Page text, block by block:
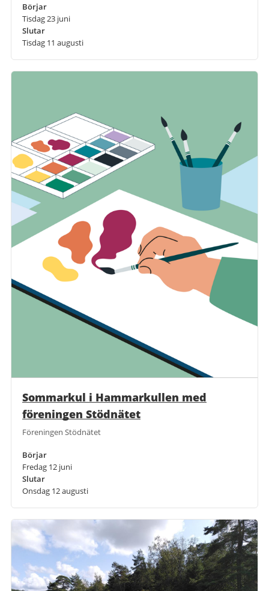
Börjar
Tisdag 23 juni
Slutar
Tisdag 11 augusti
Sommarkul i Hammarkullen med
föreningen Stödnätet
Föreningen Stödnätet
Börjar
Fredag 12 juni
Slutar
Onsdag 12 augusti